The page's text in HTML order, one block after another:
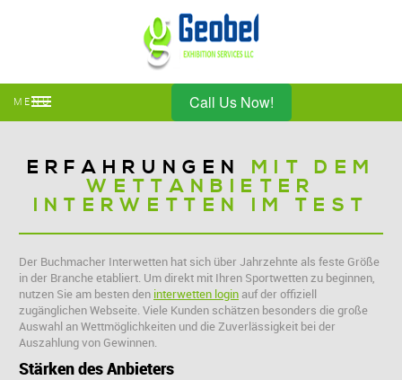
MENU Call Us Now!
ERFAHRUNGEN MIT DEM
WETTANBIETER
INTERWETTEN IM TEST
Der Buchmacher Interwetten hat sich über Jahrzehnte als feste Größe
in der Branche etabliert. Um direkt mit Ihren Sportwetten zu beginnen,
nutzen Sie am besten den interwetten login auf der offiziell
zugänglichen Webseite. Viele Kunden schätzen besonders die große
Auswahl an Wettmöglichkeiten und die Zuverlässigkeit bei der
Auszahlung von Gewinnen.
Stärken des Anbieters